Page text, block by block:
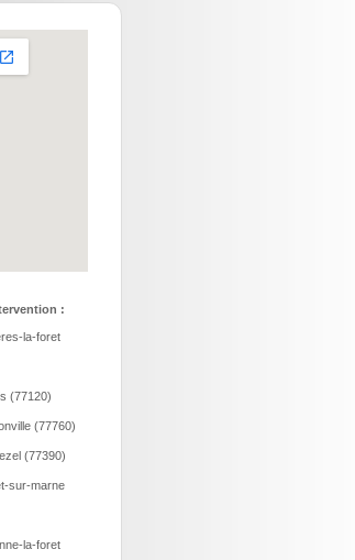
:
la-foret
(77120)
(77760)
(77390)
sur-marne
la-foret